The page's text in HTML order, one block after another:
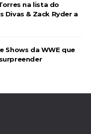
na lista do
Divas & Zack Ryder a
Shows da WWE que